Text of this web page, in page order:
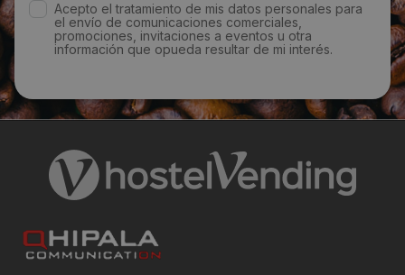
Acepto el tratamiento de mis datos personales para
el envío de comunicaciones comerciales,
promociones, invitaciones a eventos u otra
información que opueda resultar de mi interés.